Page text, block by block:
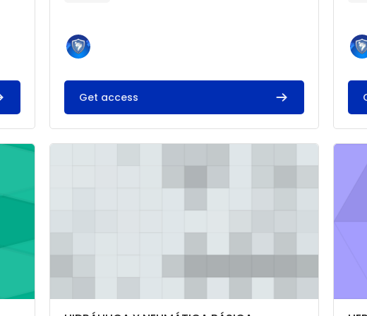
Get access
Imagen del curso HIDRÁULICA Y NEUMÁTICA BÁSICA